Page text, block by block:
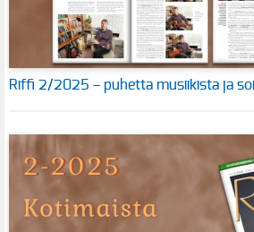
Riffi 2/2025 – puhetta musiikista ja